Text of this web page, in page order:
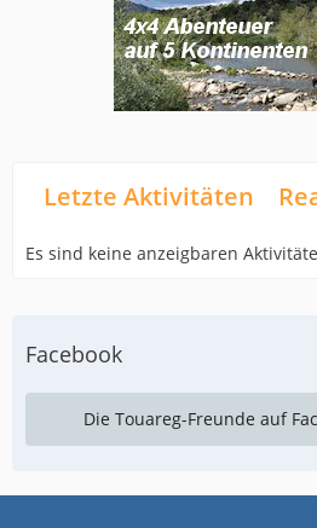
Letzte Aktivitäten
Es sind keine anzeigbaren
Facebook
Die Touareg-Freunde auf